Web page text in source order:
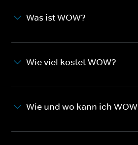
Was ist WOW?
Wie viel kostet WOW?
Wie und wo kann ich